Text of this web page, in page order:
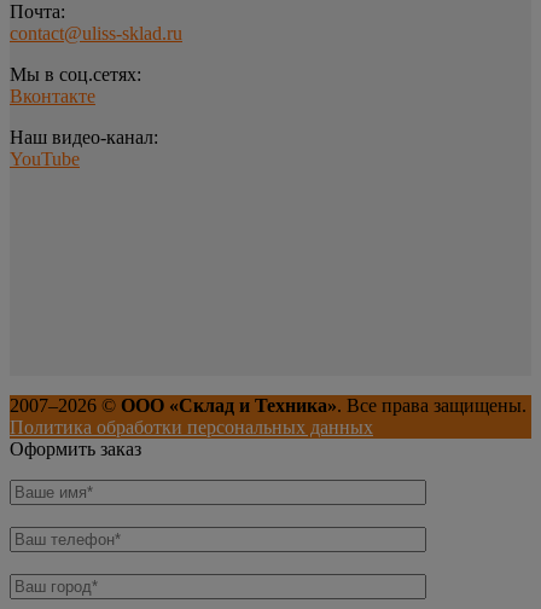
Почта:
contact@uliss-sklad.ru
Мы в соц.сетях:
Вконтакте
Наш видео-канал:
YouTube
2007–2026 © ООО «Склад и Техника». Все права защищены.
Политика обработки персональных данных
Оформить заказ